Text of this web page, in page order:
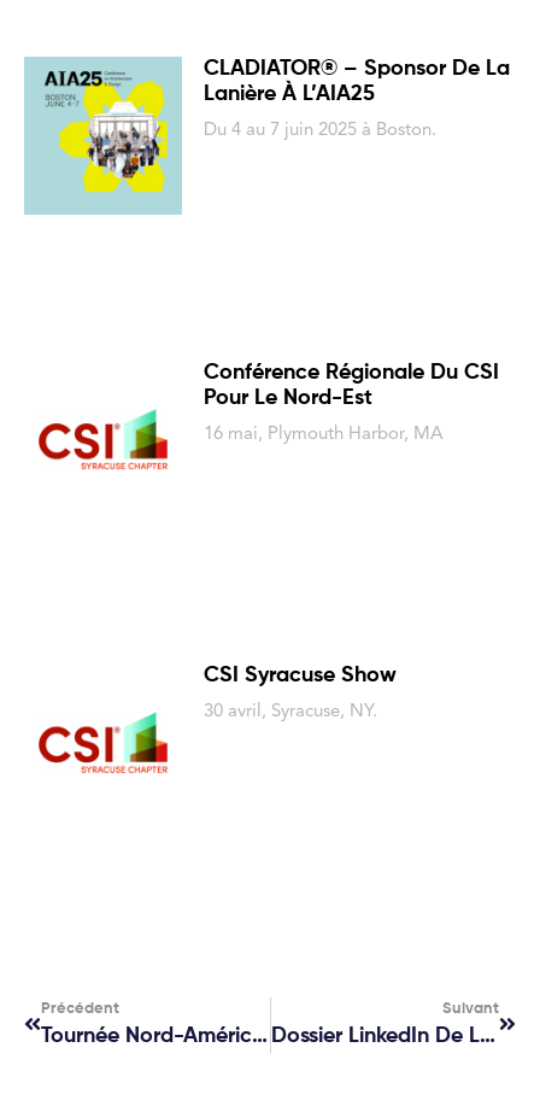
CLADIATOR® – Sponsor De La
Lanière À L’AIA25
Du 4 au 7 juin 2025 à Boston.
Conférence Régionale Du CSI
Pour Le Nord-Est
16 mai, Plymouth Harbor, MA
CSI Syracuse Show
30 avril, Syracuse, NY.
Précédent
Tournée Nord-Américaine De ROCKWOOL
Suivant
Dossier LinkedIn De La CREDE